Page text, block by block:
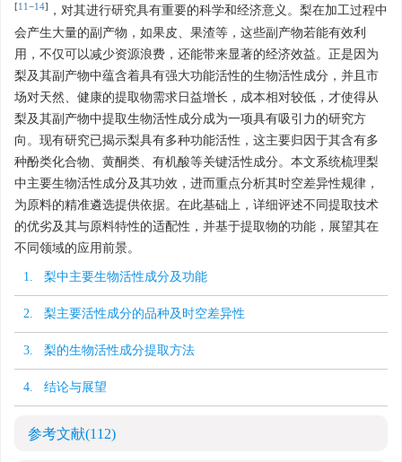
[11 −14]
，对其进行研究具有重要的科学和经济意义。梨在加工过程中
会产生大量的副产物，如果皮、果渣等，这些副产物若能有效利
用，不仅可以减少资源浪费，还能带来显著的经济效益。正是因为
梨及其副产物中蕴含着具有强大功能活性的生物活性成分，并且市
场对天然、健康的提取物需求日益增长，成本相对较低，才使得从
梨及其副产物中提取生物活性成分成为一项具有吸引力的研究方
向。现有研究已揭示梨具有多种功能活性，这主要归因于其含有多
种酚类化合物、黄酮类、有机酸等关键活性成分。本文系统梳理梨
中主要生物活性成分及其功效，进而重点分析其时空差异性规律，
为原料的精准遴选提供依据。在此基础上，详细评述不同提取技术
的优劣及其与原料特性的适配性，并基于提取物的功能，展望其在
不同领域的应用前景。
1. 梨中主要生物活性成分及功能
2. 梨主要活性成分的品种及时空差异性
3. 梨的生物活性成分提取方法
4. 结论与展望
参考文献(112)